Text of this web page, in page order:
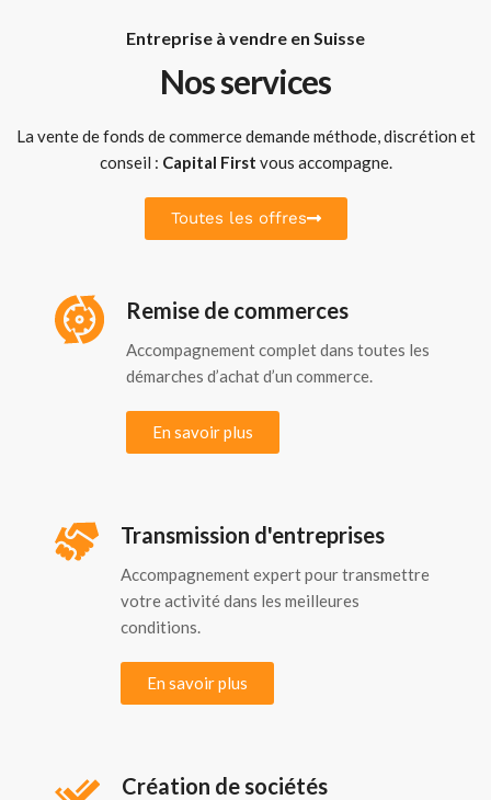
Entreprise à vendre en Suisse
Nos services
La vente de fonds de commerce demande méthode, discrétion et
conseil : Capital First vous accompagne.
Toutes les offres
Remise de commerces
Accompagnement complet dans toutes les
démarches d’achat d’un commerce.
En savoir plus
Transmission d'entreprises
Accompagnement expert pour transmettre
votre activité dans les meilleures
conditions.
En savoir plus
Création de sociétés